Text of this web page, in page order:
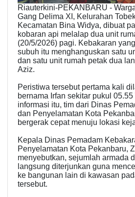
Riauterkini-PEKANBARU -
Gang Delima XI, Kelurahan
Kecamatan Bina Widya, dibuat
kobaran api melalap dua unit
(20/5/2026) pagi. Kebakaran
subuh itu menghanguskan satu
dan satu unit rumah petak dua
Aziz.
Peristiwa tersebut pertama kali
bernama Irfan sekitar pukul
informasi itu, tim dari Dinas
dan Penyelamatan Kota
bergerak cepat menuju lokasi
Kepala Dinas Pemadam
Penyelamatan Kota Pekanbaru,
menyebutkan, sejumlah armada
langsung diterjunkan guna
ke bangunan lain di kawasan
tersebut.